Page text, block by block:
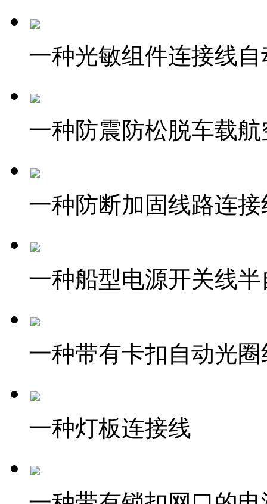
一种光敏组件连接线
一种防震防松脱车载
一种防断加固线路连接
一种船型电源开关线
一种带有卡扣自动光圈
一种灯板连接线